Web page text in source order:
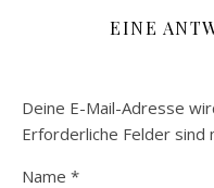
EINE
Deine E-Mail-Adresse
Erforderliche Felder sind
Name *